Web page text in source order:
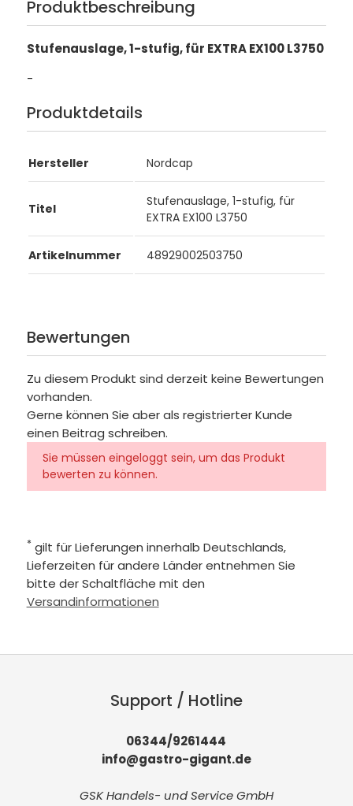
Produktbeschreibung
Stufenauslage, 1-stufig, für EXTRA EX100 L3750
-
Produktdetails
Hersteller Nordcap
Titel
Stufenauslage, 1-stufig, für
EXTRA EX100 L3750
Artikelnummer 48929002503750
Bewertungen
Zu diesem Produkt sind derzeit keine Bewertungen
vorhanden.
Gerne können Sie aber als registrierter Kunde
einen Beitrag schreiben.
Sie müssen eingeloggt sein, um das Produkt
bewerten zu können.
* gilt für Lieferungen innerhalb Deutschlands,
Lieferzeiten für andere Länder entnehmen Sie
bitte der Schaltfläche mit den
Versandinformationen
Support / Hotline
06344/9261444
info@gastro-gigant.de
GSK Handels- und Service GmbH